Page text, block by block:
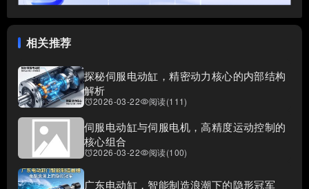
相关推荐
探秘伺服电动缸，精密动力核心的内部结构
解析
access_alarms2026-03-22visibility阅读(111)
伺服电动缸与伺服电机，高精度运动控制的
核心组合
access_alarms2026-03-22visibility阅读(100)
广东电动缸，智能制造浪潮下的隐形冠军